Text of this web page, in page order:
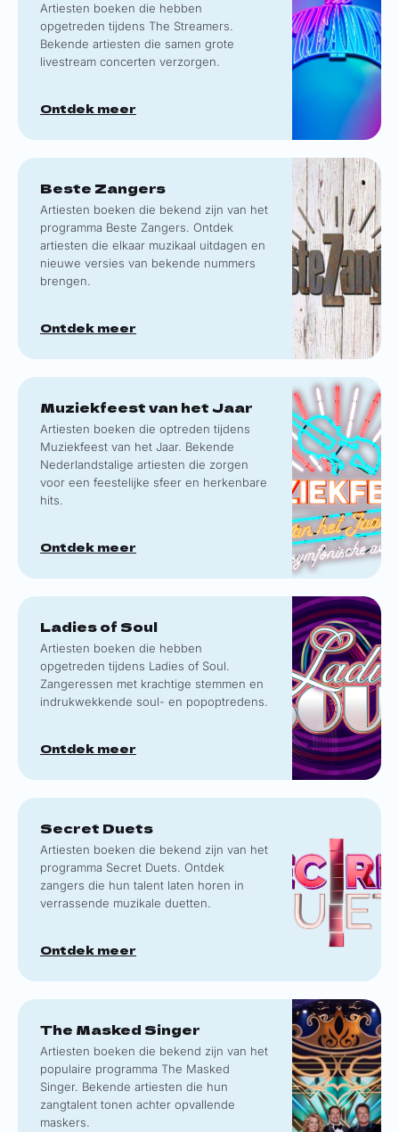
Artiesten boeken die hebben
opgetreden tijdens The Streamers.
Bekende artiesten die samen grote
livestream concerten verzorgen.
Ontdek meer
Beste Zangers
Artiesten boeken die bekend zijn van het
programma Beste Zangers. Ontdek
artiesten die elkaar muzikaal uitdagen en
nieuwe versies van bekende nummers
brengen.
Ontdek meer
Muziekfeest van het Jaar
Artiesten boeken die optreden tijdens
Muziekfeest van het Jaar. Bekende
Nederlandstalige artiesten die zorgen
voor een feestelijke sfeer en herkenbare
hits.
Ontdek meer
Ladies of Soul
Artiesten boeken die hebben
opgetreden tijdens Ladies of Soul.
Zangeressen met krachtige stemmen en
indrukwekkende soul- en popoptredens.
Ontdek meer
Secret Duets
Artiesten boeken die bekend zijn van het
programma Secret Duets. Ontdek
zangers die hun talent laten horen in
verrassende muzikale duetten.
Ontdek meer
The Masked Singer
Artiesten boeken die bekend zijn van het
populaire programma The Masked
Singer. Bekende artiesten die hun
zangtalent tonen achter opvallende
maskers.